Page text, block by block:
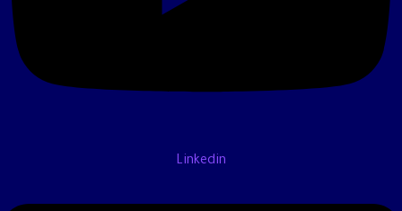
Linkedin